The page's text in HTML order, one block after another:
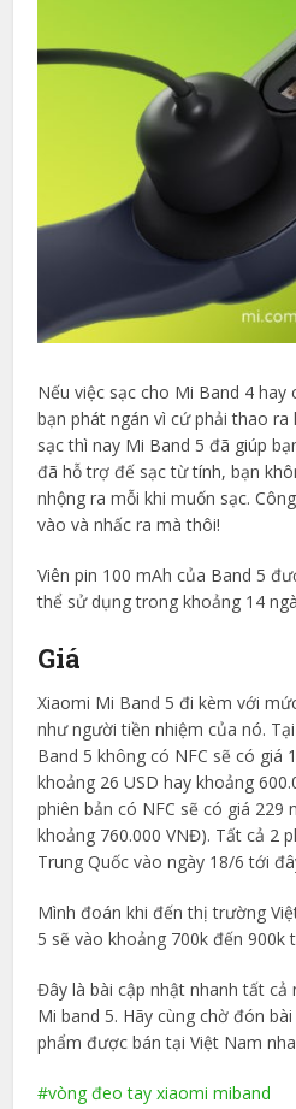
Nếu việc sạc cho Mi Band 4
bạn phát ngán vì cứ phải thao
sạc thì nay Mi Band 5 đã giúp
đã hỗ trợ đế sạc từ tính, bạn
nhộng ra mỗi khi muốn sạc.
vào và nhấc ra mà thôi!
Viên pin 100 mAh của Band 5
thể sử dụng trong khoảng 14
Giá
Xiaomi Mi Band 5 đi kèm với
như người tiền nhiệm của nó.
Band 5 không có NFC sẽ có giá
khoảng 26 USD hay khoảng
phiên bản có NFC sẽ có giá 229
khoảng 760.000 VNĐ). Tất cả 2
Trung Quốc vào ngày 18/6 tới
Mình đoán khi đến thị trường
5 sẽ vào khoảng 700k đến 900k
Đây là bài cập nhật nhanh tất cả
Mi band 5. Hãy cùng chờ đón
phẩm được bán tại Việt Nam
vòng đeo tay xiaomi miband